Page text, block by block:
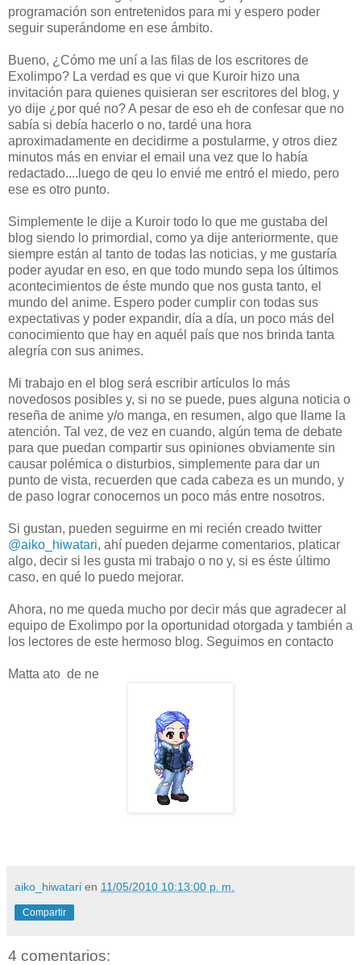
programación son entretenidos para mi y espero poder
seguir superándome en ese ámbito.
Bueno, ¿Cómo me uní a las filas de los escritores de
Exolimpo? La verdad es que vi que Kuroir hizo una
invitación para quienes quisieran ser escritores del blog, y
yo dije ¿por qué no? A pesar de eso eh de confesar que no
sabía si debía hacerlo o no, tardé una hora
aproximadamente en decidirme a postularme, y otros diez
minutos más en enviar el email una vez que lo había
redactado....luego de qeu lo envié me entró el miedo, pero
ese es otro punto.
Simplemente le dije a Kuroir todo lo que me gustaba del
blog siendo lo primordial, como ya dije anteriormente, que
siempre están al tanto de todas las noticias, y me gustaría
poder ayudar en eso, en que todo mundo sepa los últimos
acontecimientos de éste mundo que nos gusta tanto, el
mundo del anime. Espero poder cumplir con todas sus
expectativas y poder expandir, día a día, un poco más del
conocimiento que hay en aquél país que nos brinda tanta
alegría con sus animes.
Mi trabajo en el blog será escribir artículos lo más
novedosos posibles y, si no se puede, pues alguna noticia o
reseña de anime y/o manga, en resumen, algo que llame la
atención. Tal vez, de vez en cuando, algún tema de debate
para que puedan compartir sus opiniones obviamente sin
causar polémica o disturbios, simplemente para dar un
punto de vista, recuerden que cada cabeza es un mundo, y
de paso lograr conocernos un poco más entre nosotros.
Si gustan, pueden seguirme en mi recién creado twitter
@aiko_hiwatari, ahí pueden dejarme comentarios, platicar
algo, decir si les gusta mi trabajo o no y, si es éste último
caso, en qué lo puedo mejorar.
Ahora, no me queda mucho por decir más que agradecer al
equipo de Exolimpo por la oportunidad otorgada y también a
los lectores de este hermoso blog. Seguimos en contacto
Matta ato de ne
aiko_hiwatari en 11/05/2010 10:13:00 p. m.
Compartir
4 comentarios: